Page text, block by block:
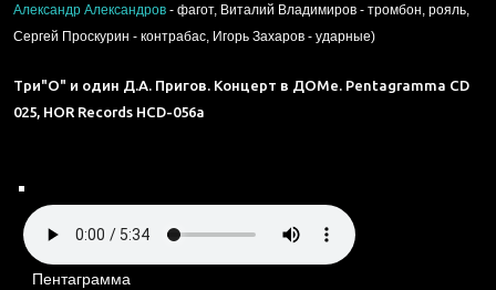
Александр Александров - фагот, Виталий Владимиров - тромбон, рояль,
Сергей Проскурин - контрабас, Игорь Захаров - ударные)
Три"О" и один Д.А. Пригов. Концерт в ДОМе. Pentagramma CD
025, HOR Records HCD-056a
Пентаграмма